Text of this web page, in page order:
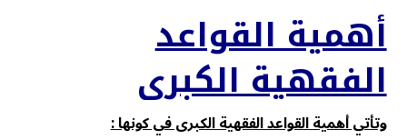
أهمية القواعد
الفقهية الكبرى
وتأتي أهمية القواعد الفقهية الكبرى في كونها :